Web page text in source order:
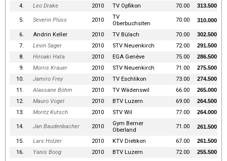
4. Leo Drake 2010 TV Opfikon 70.00 313.500
5. Severin Plüss 2010
TV
Oberbuchsiten
70.00 310.000
6. Andrin Keller 2010 TV Bülach 70.00 302.500
7. Levin Sager 2010 STV Neuenkirch 72.00 291.500
8. Hiroaki Hata 2010 EGA Genève 75.00 286.500
9. Morris Krauer 2010 STV Neuenkirch 71.00 275.500
10. Jamiro Frey 2010 TV Eschlikon 73.00 274.500
11. Alassane Böhm 2010 TV Wädenswil 66.00 265.000
12. Mauro Vogel 2010 BTV Luzern 69.00 264.500
13. Moritz Kutsch 2010 STV Wil 77.00 264.000
14. Jan Baudenbacher 2010
Gym Berner
Oberland
71.00 261.500
15. Lars Holzer 2010 KTV Dietikon 67.00 261.500
16. Yanis Boog 2010 BTV Luzern 72.00 255.500